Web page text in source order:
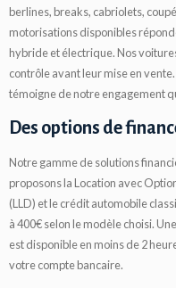
berlines, breaks, cabriolets,
motorisations disponibles
hybride et électrique. Nos
contrôle avant leur mise en
témoigne de notre engagement
Des options de
Notre gamme de solutions
proposons la Location avec
(LLD) et le crédit automobile
à 400€ selon le modèle choisi.
est disponible en moins de 2
votre compte bancaire.